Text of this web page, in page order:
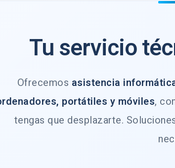
Tu servicio
Ofrecemos asistencia
portátiles y móviles,
tengas que desplazarte.